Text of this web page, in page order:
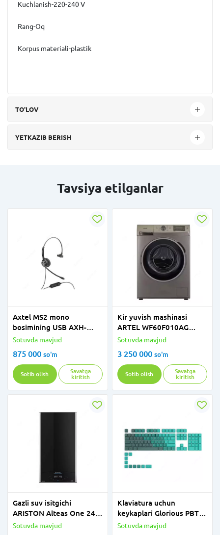
Kuchlanish-220-240 V
Rang-Oq
Korpus materiali-plastik
TO'LOV
YETKAZIB BERISH
Tavsiya etilganlar
Axtel MS2 mono
bosimining USB AXH-
MS2M-ni o'rnating
Sotuvda mavjud
875 000 so'm
Sotib olish
Savatga
kiritish
Kir yuvish mashinasi
ARTEL WF60F010AG
jigarrang
Sotuvda mavjud
3 250 000 so'm
Sotib olish
Savatga
kiritish
Gazli suv isitgichi
ARISTON Alteas One 24
(metan + propan)
Sotuvda mavjud
Klaviatura uchun
keykaplari Glorious PBT
Rain Forest Keycap GLO-
Sotuvda mavjud